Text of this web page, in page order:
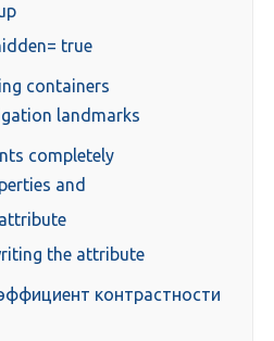
true
containers
landmarks
completely
and
the attribute
контрастности